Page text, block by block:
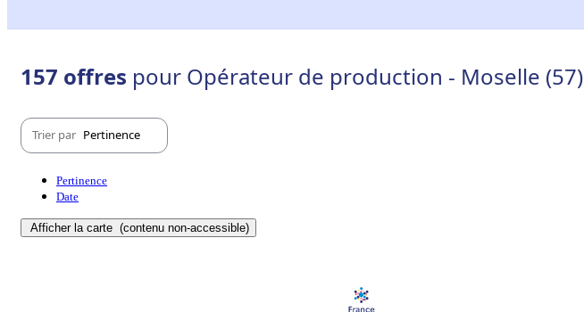
157 offres pour Opérateur de production - Moselle (57)
Trier par Pertinence
Pertinence
Date
Afficher la carte (contenu non-accessible)